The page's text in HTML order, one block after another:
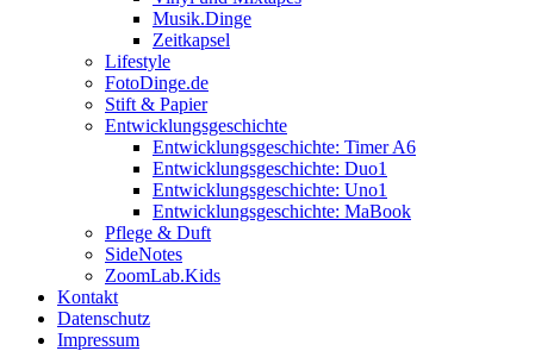
Musik.Dinge
Zeitkapsel
Lifestyle
FotoDinge.de
Stift & Papier
Entwicklungsgeschichte
Entwicklungsgeschichte: Timer A6
Entwicklungsgeschichte: Duo1
Entwicklungsgeschichte: Uno1
Entwicklungsgeschichte: MaBook
Pflege & Duft
SideNotes
ZoomLab.Kids
Kontakt
Datenschutz
Impressum